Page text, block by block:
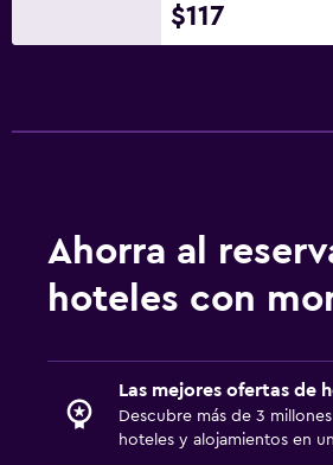
$117
Ahorra al
hoteles con
Las mejores ofertas de
Descubre más de 3
hoteles y alojamientos en